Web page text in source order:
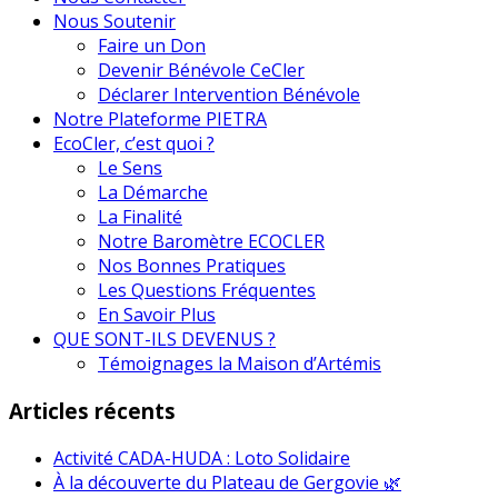
Nous Soutenir
Faire un Don
Devenir Bénévole CeCler
Déclarer Intervention Bénévole
Notre Plateforme PIETRA
EcoCler, c’est quoi ?
Le Sens
La Démarche
La Finalité
Notre Baromètre ECOCLER
Nos Bonnes Pratiques
Les Questions Fréquentes
En Savoir Plus
QUE SONT-ILS DEVENUS ?
Témoignages la Maison d’Artémis
Articles récents
Activité CADA-HUDA : Loto Solidaire
À la découverte du Plateau de Gergovie 🌿